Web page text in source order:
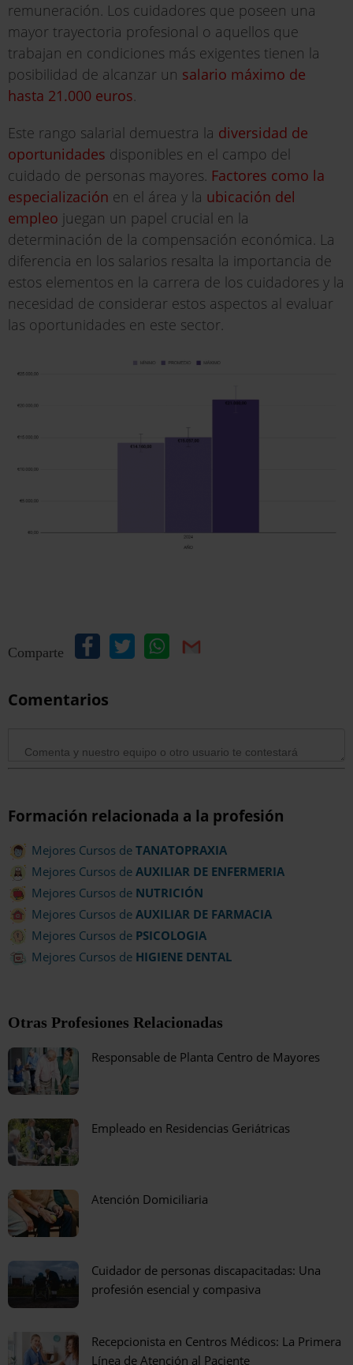
remuneración. Los cuidadores que poseen una
mayor trayectoria profesional o aquellos que
trabajan en condiciones más exigentes tienen la
posibilidad de alcanzar un salario máximo de
hasta 21.000 euros.
Este rango salarial demuestra la diversidad de
oportunidades disponibles en el campo del
cuidado de personas mayores. Factores como la
especialización en el área y la ubicación del
empleo juegan un papel crucial en la
determinación de la compensación económica. La
diferencia en los salarios resalta la importancia de
estos elementos en la carrera de los cuidadores y la
necesidad de considerar estos aspectos al evaluar
las oportunidades en este sector.
Comparte
Comentarios
Formación relacionada a la profesión
Mejores Cursos de TANATOPRAXIA
Mejores Cursos de AUXILIAR DE ENFERMERIA
Mejores Cursos de NUTRICIÓN
Mejores Cursos de AUXILIAR DE FARMACIA
Mejores Cursos de PSICOLOGIA
Mejores Cursos de HIGIENE DENTAL
Otras Profesiones Relacionadas
Responsable de Planta Centro de Mayores
Empleado en Residencias Geriátricas
Atención Domiciliaria
Cuidador de personas discapacitadas: Una
profesión esencial y compasiva
Recepcionista en Centros Médicos: La Primera
Línea de Atención al Paciente